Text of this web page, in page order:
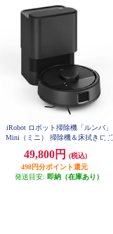
iRobot ロボット掃除機「ルンバ」
Mini（ミニ） 掃除機＆床拭きロボ
エンプティ）充電ステーション 黒
F155060
49,800円
(税込)
498円分ポイント還元
発送目安: 即納（在庫あり）